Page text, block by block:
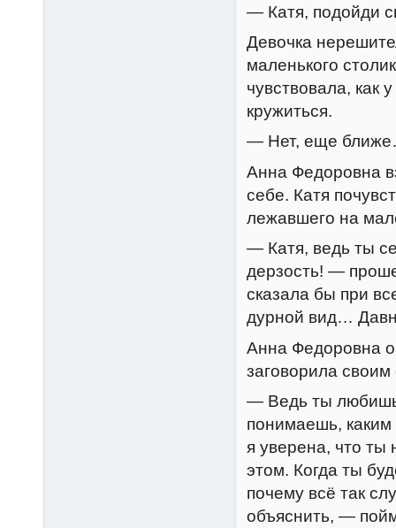
— Катя, подойди
Девочка
маленького
чувствовала, как
кружиться.
— Нет, еще
Анна Федоровна
себе. Катя
лежавшего на
— Катя, ведь ты
дерзость! —
сказала бы при
дурной вид…
Анна Федоровна
заговорила
— Ведь ты
понимаешь,
я уверена, что ты
этом. Когда ты
почему всё так
объяснить, —